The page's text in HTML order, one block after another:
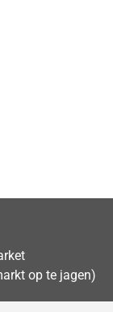
op te jagen)